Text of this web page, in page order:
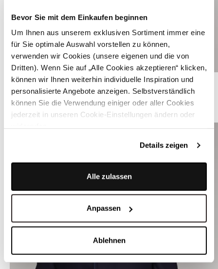
Bevor Sie mit dem Einkaufen beginnen
Um Ihnen aus unserem exklusiven Sortiment immer eine
für Sie optimale Auswahl vorstellen zu können,
verwenden wir Cookies (unsere eigenen und die von
Dritten). Wenn Sie auf „Alle Cookies akzeptieren“ klicken,
können wir Ihnen weiterhin individuelle Inspiration und
personalisierte Angebote anzeigen. Selbstverständlich
können Sie die Verwendung einiger oder aller Cookies
jederzeit in unseren Cookie-Einstellungen ändern oder
Details zeigen
Alle zulassen
Anpassen
Ablehnen
Weißes Trachtenhemd mit grauen Streifen - LENZ H23
ÄHNLICHE STYLES